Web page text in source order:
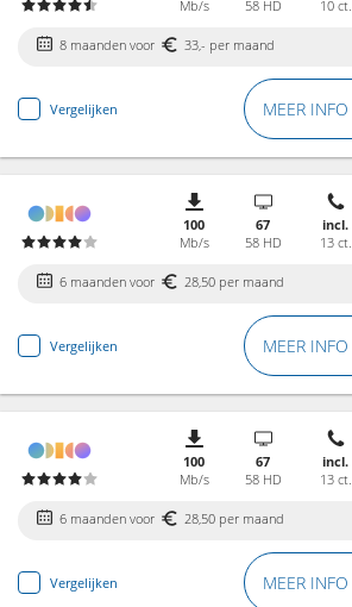
Mb/s 58 HD 10 ct.
8 maanden voor 33,- per maand
Vergelijken MEER INFO
100
Mb/s
67
58 HD
incl.
13 ct.
6 maanden voor 28,50 per maand
Vergelijken MEER INFO
100
Mb/s
67
58 HD
incl.
13 ct.
6 maanden voor 28,50 per maand
Vergelijken MEER INFO